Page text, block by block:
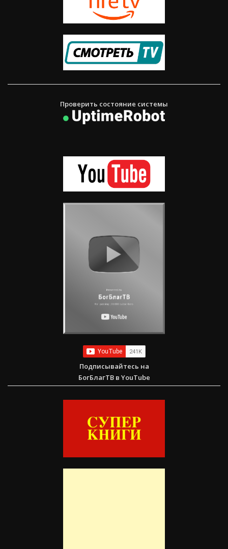
Проверить состояние системы
Подписывайтесь на
БогБлагТВ в YouTube